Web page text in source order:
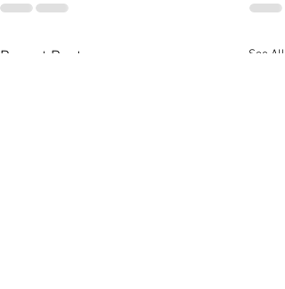
Recent Posts See All